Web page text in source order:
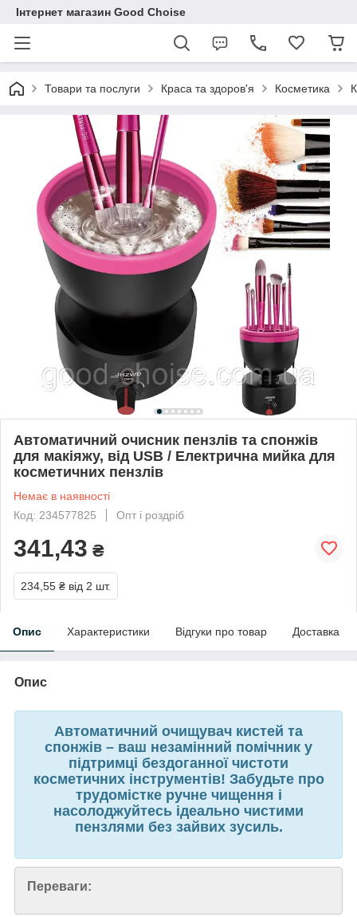
Інтернет магазин Good Choise
Товари та послуги Краса та здоров'я Косметика
Автоматичний очисник пензлів та спонжів
для макіяжу, від USB / Електрична мийка для
косметичних пензлів
Немає в наявності
Код: 234577825
Опт і роздріб
341,43 ₴
234,55 ₴ від 2 шт.
Опис Характеристики Відгуки про товар Доставка
Опис
Автоматичний очищувач кистей та
спонжів – ваш незамінний помічник у
підтримці бездоганної чистоти
косметичних інструментів! Забудьте про
трудомістке ручне чищення і
насолоджуйтесь ідеально чистими
пензлями без зайвих зусиль.
Переваги: